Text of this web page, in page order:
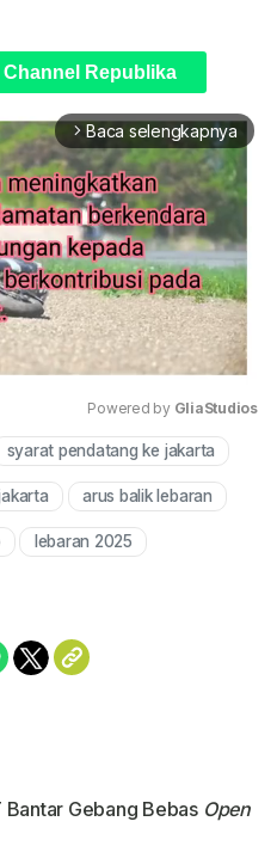
Channel Republika
arrow_forward_ios Baca selengkapnya
Mute
Powered by GliaStudios
syarat pendatang ke jakarta
arus balik lebaran
lebaran 2025
Gebang Bebas Open